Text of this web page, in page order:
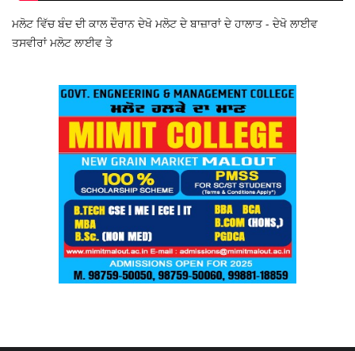
ਮਲੋਟ ਵਿੱਚ ਬੰਦ ਦੀ ਕਾਲ ਦੌਰਾਨ ਦੇਖੋ ਮਲੋਟ ਦੇ ਬਾਜ਼ਾਰਾਂ ਦੇ ਹਾਲਾਤ - ਦੇਖੋ ਲਾਈਵ
ਤਸਵੀਰਾਂ ਮਲੋਟ ਲਾਈਵ ਤੇ